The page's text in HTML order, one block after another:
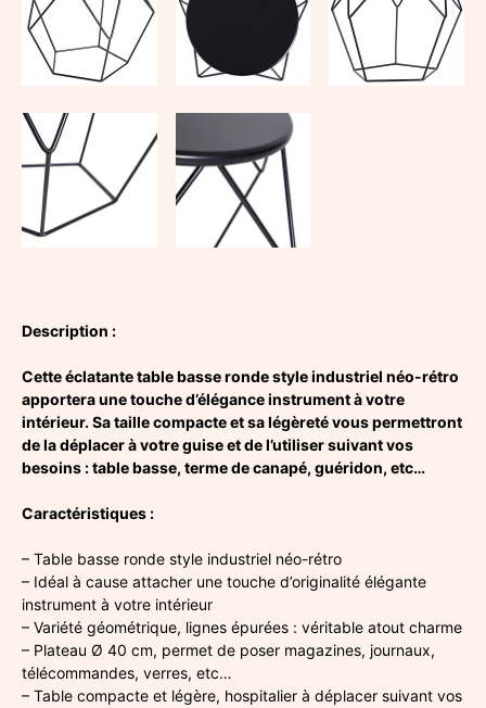
Description :
Cette éclatante table basse ronde style industriel néo-rétro
apportera une touche d’élégance instrument à votre
intérieur. Sa taille compacte et sa légèreté vous permettront
de la déplacer à votre guise et de l’utiliser suivant vos
besoins : table basse, terme de canapé, guéridon, etc…
Caractéristiques :
– Table basse ronde style industriel néo-rétro
– Idéal à cause attacher une touche d’originalité élégante
instrument à votre intérieur
– Variété géométrique, lignes épurées : véritable atout charme
– Plateau Ø 40 cm, permet de poser magazines, journaux,
télécommandes, verres, etc…
– Table compacte et légère, hospitalier à déplacer suivant vos